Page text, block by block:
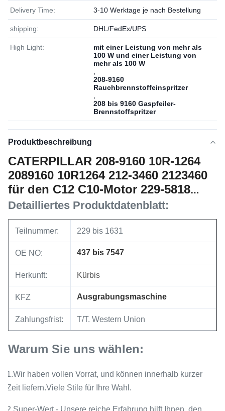
Delivery Time: 3-10 Werktage je nach Bestellung
shipping: DHL/FedEx/UPS
High Light:
mit einer Leistung von mehr als
100 W und einer Leistung von
mehr als 100 W
208-9160
Rauchbrennstoffeinspritzer
208 bis 9160 Gaspfeiler-
Brennstoffspritzer
Produktbeschreibung
CATERPILLAR 208-9160 10R-1264
2089160 10R1264 212-3460 2123460
für den C12 C10-Motor 229-5818
229-1631
Detailliertes Produktdatenblatt:
Teilnummer: 229 bis 1631
OE NO: 437 bis 7547
Herkunft: Kürbis
KFZ Ausgrabungsmaschine
Zahlungsfrist: T/T. Western Union
Warum Sie uns wählen:
1.Wir haben vollen Vorrat, und können innerhalb kurzer
Zeit liefern.Viele Stile für Ihre Wahl.
2.Super-Wert - Unsere reiche Erfahrung hilft Ihnen, den